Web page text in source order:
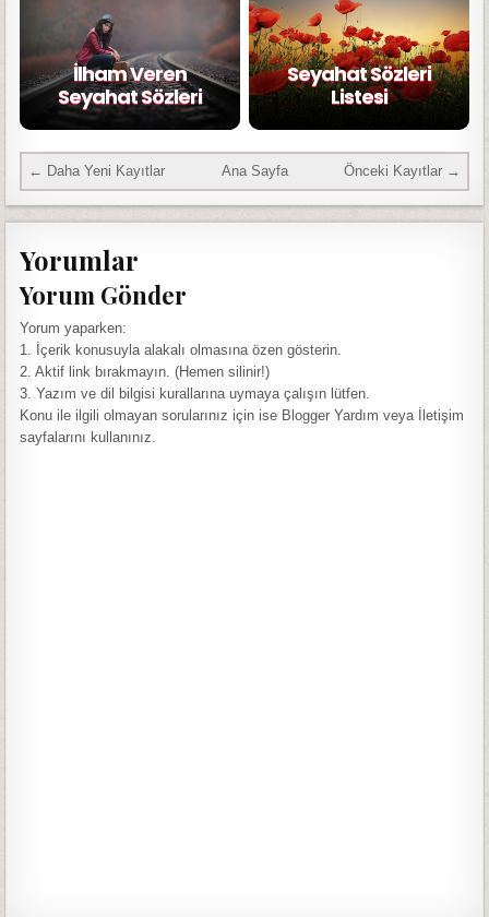
İlham Veren
Seyahat Sözleri
Seyahat Sözleri
Listesi
← Daha Yeni Kayıtlar Önceki Kayıtlar →
Ana Sayfa
Yorumlar
Yorum Gönder
Yorum yaparken:
1. İçerik konusuyla alakalı olmasına özen gösterin.
2. Aktif link bırakmayın. (Hemen silinir!)
3. Yazım ve dil bilgisi kurallarına uymaya çalışın lütfen.
Konu ile ilgili olmayan sorularınız için ise Blogger Yardım veya İletişim
sayfalarını kullanınız.